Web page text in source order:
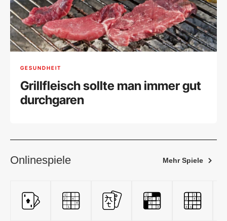
GESUNDHEIT
Grillfleisch sollte man immer gut
durchgaren
Onlinespiele Mehr Spiele